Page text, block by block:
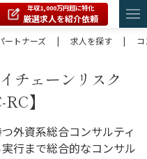
年収1,000万円超に特化
厳選求人を紹介依頼
ートナーズ
| 求人を探す |
チェーンリスク
】
外資系総合コンサルティ
行まで総合的なコンサル